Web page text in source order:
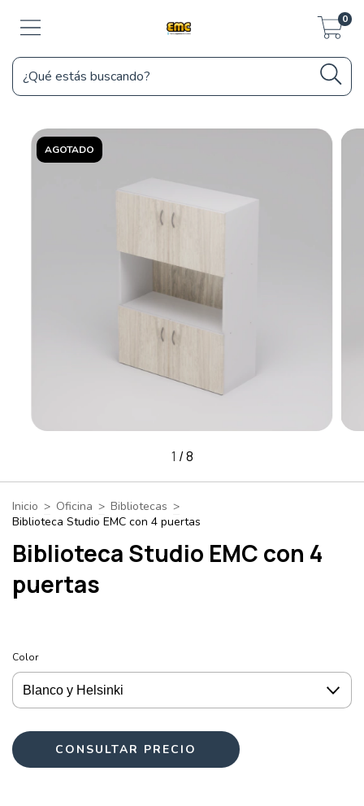
0
AGOTADO
1 /8
Inicio > Oficina > Bibliotecas >
Biblioteca Studio EMC con 4 puertas
Biblioteca Studio EMC con 4
puertas
Color